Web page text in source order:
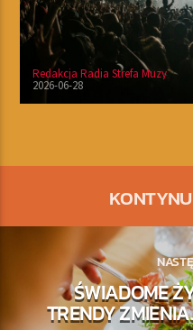
Redakcja Radia Strefa Muzy
2026-06-28
ŚWIADOME
TRENDY